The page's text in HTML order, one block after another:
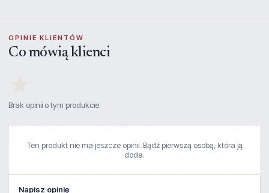
OPINIE KLIENTÓW
Co mówią klienci
Brak opinii o tym produkcie.
Ten produkt nie ma jeszcze opinii. Bądź pierwszą osobą, która ją
doda.
Napisz opinię